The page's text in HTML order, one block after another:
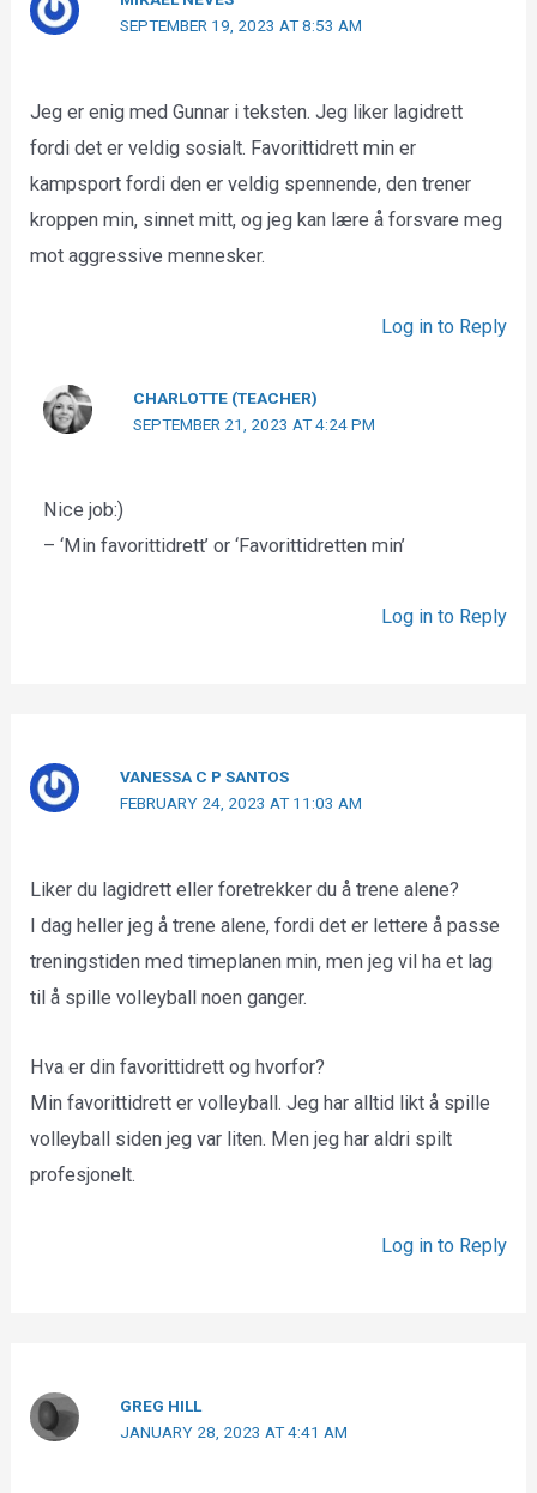
SEPTEMBER 19, 2023 AT 8:53 AM
Jeg er enig med Gunnar i teksten. Jeg liker lagidrett
fordi det er veldig sosialt. Favorittidrett min er
kampsport fordi den er veldig spennende, den trener
kroppen min, sinnet mitt, og jeg kan lære å forsvare meg
mot aggressive mennesker.
Log in to Reply
CHARLOTTE (TEACHER)
SEPTEMBER 21, 2023 AT 4:24 PM
Nice job:)
– ‘Min favorittidrett’ or ‘Favorittidretten min’
Log in to Reply
VANESSA C P SANTOS
FEBRUARY 24, 2023 AT 11:03 AM
Liker du lagidrett eller foretrekker du å trene alene?
I dag heller jeg å trene alene, fordi det er lettere å passe
treningstiden med timeplanen min, men jeg vil ha et lag
til å spille volleyball noen ganger.
Hva er din favorittidrett og hvorfor?
Min favorittidrett er volleyball. Jeg har alltid likt å spille
volleyball siden jeg var liten. Men jeg har aldri spilt
profesjonelt.
Log in to Reply
GREG HILL
JANUARY 28, 2023 AT 4:41 AM